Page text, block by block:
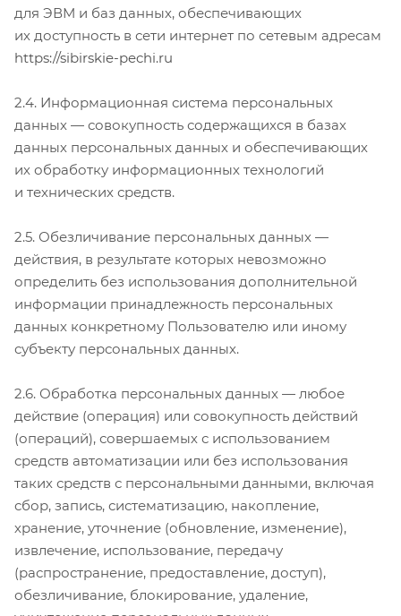
для ЭВМ и баз данных, обеспечивающих
их доступность в сети интернет по сетевым адресам
https://sibirskie-pechi.ru
2.4. Информационная система персональных
данных — совокупность содержащихся в базах
данных персональных данных и обеспечивающих
их обработку информационных технологий
и технических средств.
2.5. Обезличивание персональных данных —
действия, в результате которых невозможно
определить без использования дополнительной
информации принадлежность персональных
данных конкретному Пользователю или иному
субъекту персональных данных.
2.6. Обработка персональных данных — любое
действие (операция) или совокупность действий
(операций), совершаемых с использованием
средств автоматизации или без использования
таких средств с персональными данными, включая
сбор, запись, систематизацию, накопление,
хранение, уточнение (обновление, изменение),
извлечение, использование, передачу
(распространение, предоставление, доступ),
обезличивание, блокирование, удаление,